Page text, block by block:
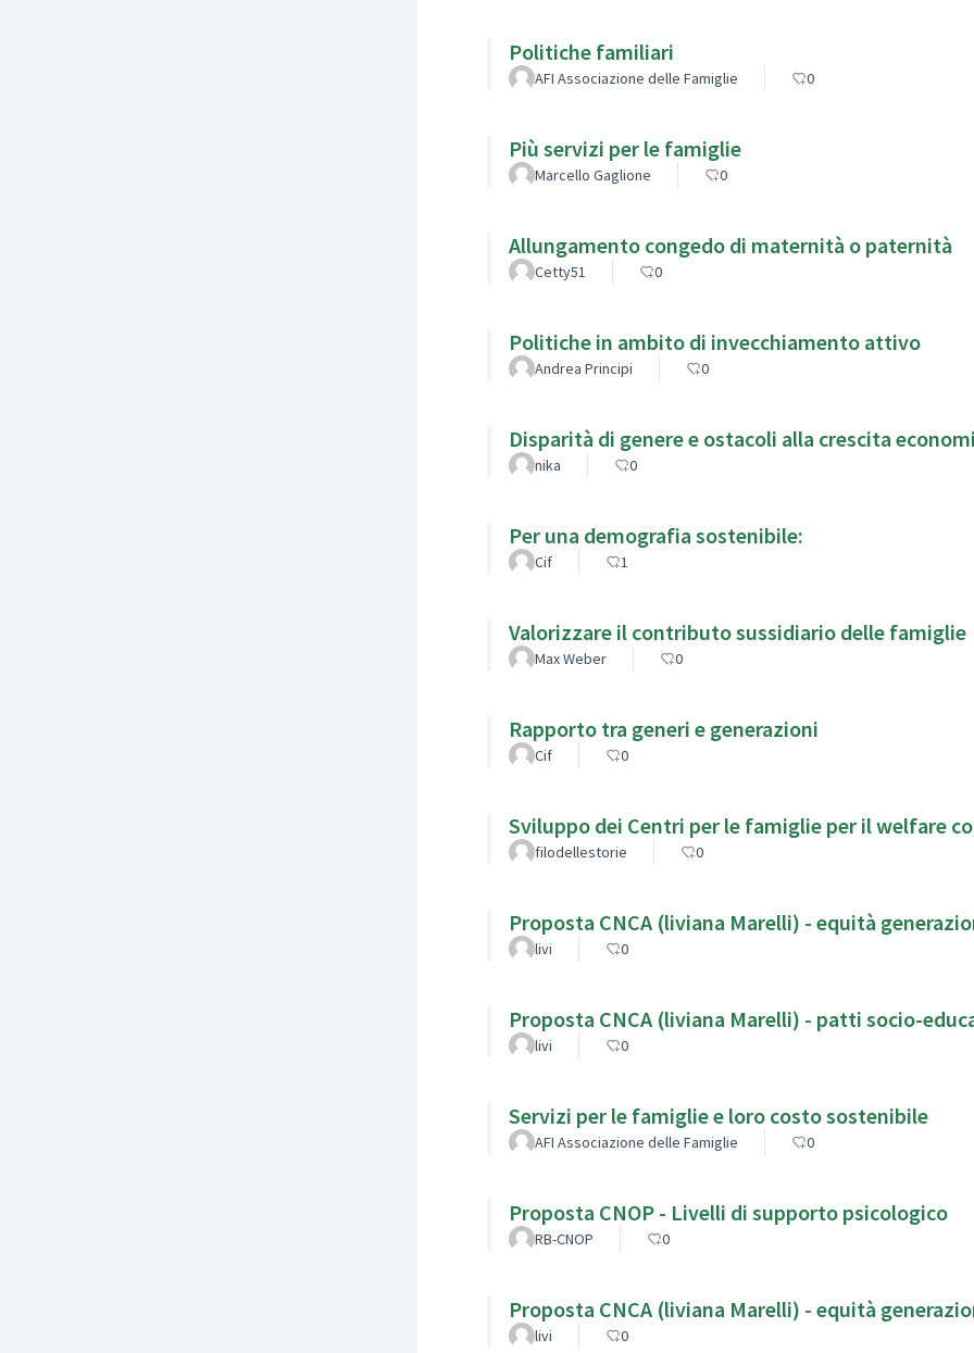
Politiche familiari
AFI Associazione delle Famiglie 0
Più servizi per le famiglie
Marcello Gaglione 0
Allungamento congedo di maternità o paternità
Cetty51 0
Politiche in ambito di invecchiamento attivo
Andrea Principi 0
Disparità di genere e ostacoli alla crescita
nika 0
Per una demografia sostenibile:
Cif 1
Valorizzare il contributo sussidiario delle famiglie
Max Weber 0
Rapporto tra generi e generazioni
Cif 0
Sviluppo dei Centri per le
filodellestorie 0
Proposta CNCA (liviana Marelli) - equità
livi 0
Proposta CNCA (liviana Marelli)
livi 0
Servizi per le famiglie e loro costo sostenibile
AFI Associazione delle Famiglie 0
Proposta CNOP - Livelli di supporto psicologico
RB-CNOP 0
Proposta CNCA (liviana Marelli) - equità
livi 0